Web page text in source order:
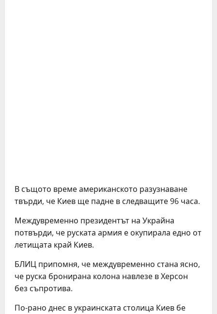
В същото време американското разузнаване
твърди, че Киев ще падне в следващите 96 часа.
Междувременно президентът на Украйна
потвърди, че руската армия е окупирала едно от
летищата край Киев.
БЛИЦ припомня, че междувременно стана ясно,
че руска бронирана колона навлезе в Херсон
без съпротива.
По-рано днес в украинската столица Киев бе